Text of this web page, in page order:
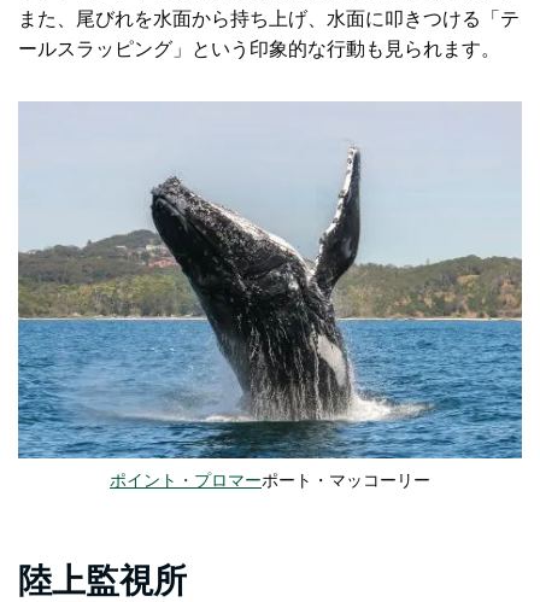
また、尾びれを水面から持ち上げ、水面に叩きつける「テ
ールスラッピング」という印象的な行動も見られます。
ポイント・プロマーポート・マッコーリー
陸上監視所